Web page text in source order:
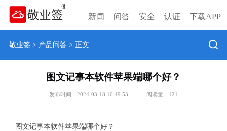
新闻 问答 安全 认证 下载APP
敬业签> 产品问答> 正文
图文记事本软件苹果端哪个好？
发布时间：2024-03-18 16:49:53 阅读量： 121
图文记事本软件苹果端哪个好？